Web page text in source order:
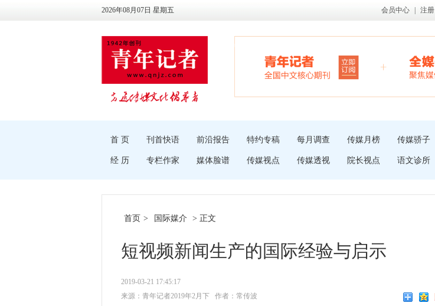
2026年08月07日 星期五 会员中心 注册
首 页 刊首快语 前沿报告 特约专稿 每月调查 传媒月榜 传媒骄子
经 历 专栏作家 媒体脸谱 传媒视点 传媒透视 院长视点 语文诊所
首页 > 国际媒介 > 正文
短视频新闻生产的国际经验与启示
2019-03-21 17:45:17
来源：青年记者2019年2月下
作者：常传波